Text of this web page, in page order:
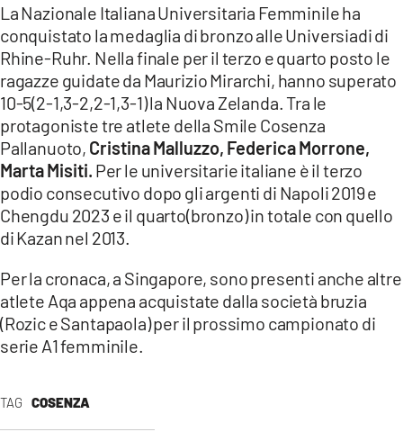
APPLE
TAG COSENZA
La Nazionale Italiana Universitaria Femminile ha
conquistato la medaglia di bronzo alle Universiadi di
Rhine-Ruhr. Nella finale per il terzo e quarto posto le
ragazze guidate da Maurizio Mirarchi, hanno superato
10-5(2-1,3-2,2-1,3-1) la Nuova Zelanda. Tra le
protagoniste tre atlete della Smile Cosenza
Pallanuoto, Cristina Malluzzo, Federica Morrone,
Marta Misiti. Per le universitarie italiane è il terzo
podio consecutivo dopo gli argenti di Napoli 2019 e
Chengdu 2023 e il quarto(bronzo) in totale con quello
di Kazan nel 2013.
Per la cronaca, a Singapore, sono presenti anche altre
atlete Aqa appena acquistate dalla società bruzia
(Rozic e Santapaola) per il prossimo campionato di
serie A1 femminile.